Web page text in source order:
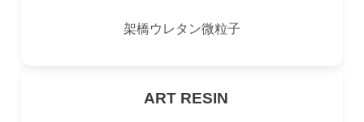
架橋ウレタン微粒子
ART RESIN